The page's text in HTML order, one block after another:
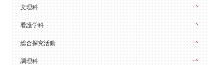
文理科
看護学科
総合探究活動
調理科